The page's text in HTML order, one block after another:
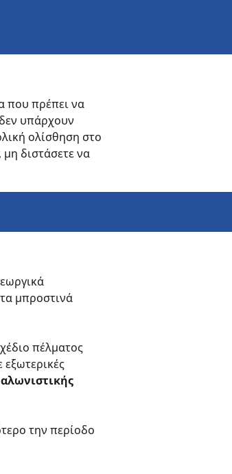
που πρέπει να
υπάρχουν
ολίσθηση στο
μη διστάσετε να
μπροστινά
πέλματος
την περίοδο